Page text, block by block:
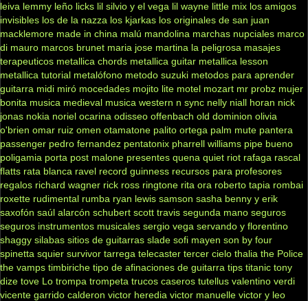
leiva lemmy leño licks lil silvio y el vega lil wayne little mix los amigos
invisibles los de la nazza los kjarkas los originales de san juan
macklemore made in china malú mandolina marchas nupciales marco
di mauro marcos brunet maria jose martina la peligrosa masajes
terapeuticos metallica chords metallica guitar metallica lesson
metallica tutorial metalófono metodo suzuki metodos para aprender
guitarra midi miró mocedades mojito lite motel mozart mr probz mujer
bonita musica medieval musica western n sync nelly niall horan nick
jonas nokia noriel ocarina odisseo offenbach old dominion olivia
o'brien omar ruiz omen otamatone palito ortega palm mute pantera
passenger pedro fernandez pentatonix pharrell williams pipe bueno
poligamia porta post malone presentes quena quiet riot rafaga rascal
flatts rata blanca ravel record guinness recursos para profesores
regalos richard wagner rick ross ringtone rita ora roberto tapia rombai
roxette rudimental rumba ryan lewis samson sasha benny y erik
saxofón saúl alarcón schubert scott travis segunda mano seguros
seguros instrumentos musicales sergio vega servando y florentino
shaggy silabas sitios de guitarras slade sofi mayen son by four
spinetta squier survivor tarrega telecaster tercer cielo thalia the Police
the vamps timbiriche tipo de afinaciones de guitarra tips titanic tony
dize tove Lo trompa trompeta trucos caseros tutellus valentino verdi
vicente garrido calderon victor heredia victor manuelle victor y leo